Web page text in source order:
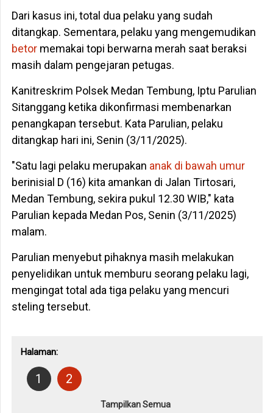
Dari kasus ini, total dua pelaku yang sudah
ditangkap. Sementara, pelaku yang mengemudikan
betormemakai topi berwarna merah saat beraksi
masih dalam pengejaran petugas.
Kanitreskrim Polsek Medan Tembung, Iptu Parulian
Sitanggang ketika dikonfirmasi membenarkan
penangkapan tersebut. Kata Parulian, pelaku
ditangkap hari ini, Senin (3/11/2025).
"Satu lagi pelaku merupakan anak di bawah umur
berinisial D (16) kita amankan di Jalan Tirtosari,
Medan Tembung, sekira pukul 12.30 WIB," kata
Parulian kepada Medan Pos, Senin (3/11/2025)
malam.
Parulian menyebut pihaknya masih melakukan
penyelidikan untuk memburu seorang pelaku lagi,
mengingat total ada tiga pelaku yang mencuri
steling tersebut.
Halaman:
1 2
Tampilkan Semua